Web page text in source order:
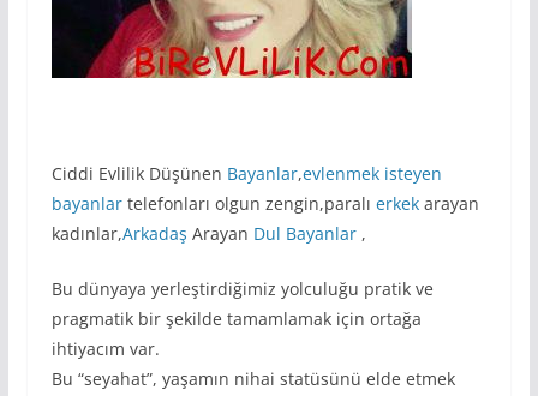
Ciddi Evlilik Düşünen Bayanlar,evlenmek isteyen
bayanlartelefonları olgun zengin,paralı erkekarayan
kadınlar,Arkadaş Arayan Dul Bayanlar,
Bu dünyaya yerleştirdiğimiz yolculuğu pratik ve
pragmatik bir şekilde tamamlamak için ortağa
ihtiyacım var.
Bu “seyahat”, yaşamın nihai statüsünü elde etmek